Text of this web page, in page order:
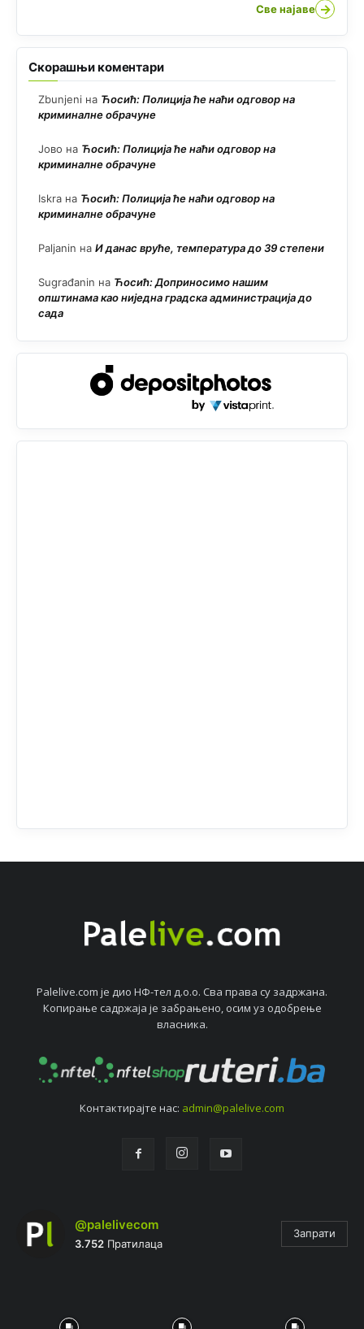
Све најаве →
Скорашњи коментари
Zbunjeni на Ћосић: Полиција ће наћи одговор на
криминалне обрачуне
Јово на Ћосић: Полиција ће наћи одговор на
криминалне обрачуне
Iskra на Ћосић: Полиција ће наћи одговор на
криминалне обрачуне
Paljanin на И данас вруће, температура до 39 степени
Sugrađanin на Ћосић: Доприносимо нашим
општинама као ниједна градска администрација до
сада
Palelive.com јe дио НФ-тeл д.о.о. Сва права су задржана.
Копирањe садржаја јe забрањeно, осим уз одобрeњe
власника.
Контактирајтe нас: admin@palelive.com
@palelivecom
3.752 Пратилаца
Запрати